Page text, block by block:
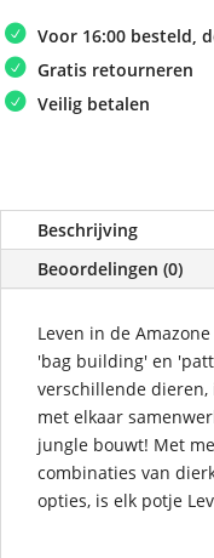
Voor 16:00 besteld,
Gratis retourneren
Veilig betalen
Beschrijving
Beoordelingen (0)
Leven in de
'bag building' en
verschillende
met elkaar
jungle bouwt! Met
combinaties van
opties, is elk potje